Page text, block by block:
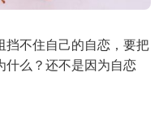
挡不住自己的自恋，要把
什么？还不是因为自恋